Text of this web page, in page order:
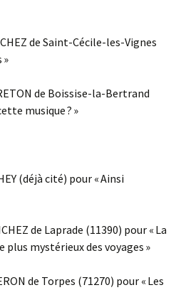
de Saint-Cécile-les-Vignes
»
de Boissise-la-Bertrand
musique ? »
(déjà cité) pour « Ainsi
de Laprade (11390) pour « La
plus mystérieux des voyages »
de Torpes (71270) pour « Les